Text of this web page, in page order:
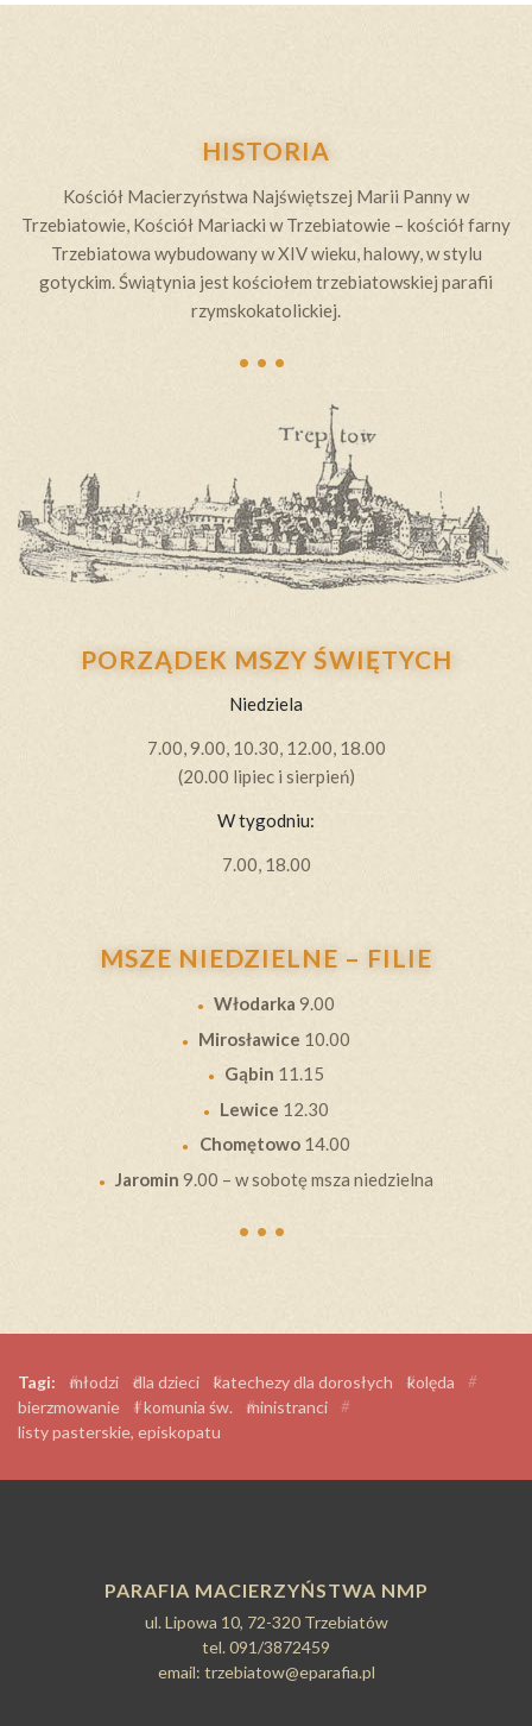
HISTORIA
Kościół Macierzyństwa Najświętszej Marii Panny w
Trzebiatowie, Kościół Mariacki w Trzebiatowie – kościół farny
Trzebiatowa wybudowany w XIV wieku, halowy, w stylu
gotyckim. Świątynia jest kościołem trzebiatowskiej parafii
rzymskokatolickiej.
…
PORZĄDEK MSZY ŚWIĘTYCH
Niedziela
7.00, 9.00, 10.30, 12.00, 18.00
(20.00 lipiec i sierpień)
W tygodniu:
7.00, 18.00
MSZE NIEDZIELNE – FILIE
Włodarka 9.00
Mirosławice 10.00
Gąbin 11.15
Lewice 12.30
Chomętowo14.00
Jaromin 9.00 – w sobotę msza niedzielna
…
Tagi: #
młodzi #
dla dzieci #
katechezy dla dorosłych #
kolęda #
bierzmowanie #
I komunia św. #
ministranci #
listy pasterskie, episkopatu
PARAFIA MACIERZYŃSTWA NMP
ul. Lipowa 10, 72-320 Trzebiatów
tel. 091/3872459
email: trzebiatow@eparafia.pl